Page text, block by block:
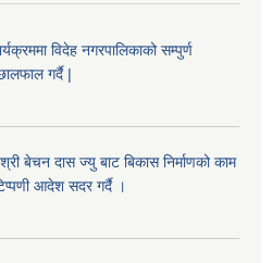
विदेह नगरपालिकाको सम्पुर्ण
गर्दै |
बेचन दास ज्यु बाट बिकास निर्माणको काम
आदेश सदर गर्दै ।